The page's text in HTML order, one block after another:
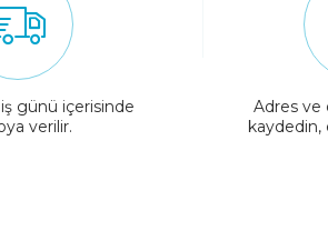
günü içerisinde
verilir.
Adres ve
kaydedin,